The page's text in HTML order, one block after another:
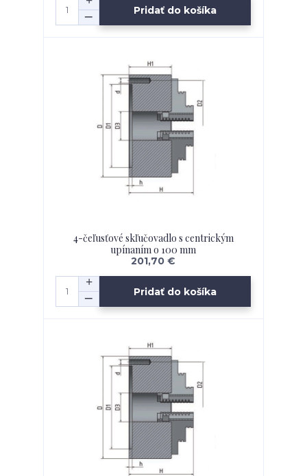
Pridať do košíka
4-čeľusťové skľučovadlo s centrickým
upínaním o 100 mm
201,70 €
Pridať do košíka